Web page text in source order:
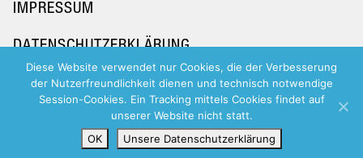
IMPRESSUM
DATENSCHUTZERKLÄRUNG
Diese Website verwendet nur Cookies, die der Verbesserung
der Nutzerfreundlichkeit dienen und technisch notwendige
Session-Cookies. Ein Tracking mittels Cookies findet auf
unserer Website nicht statt.
OK
Unsere Datenschutzerklärung